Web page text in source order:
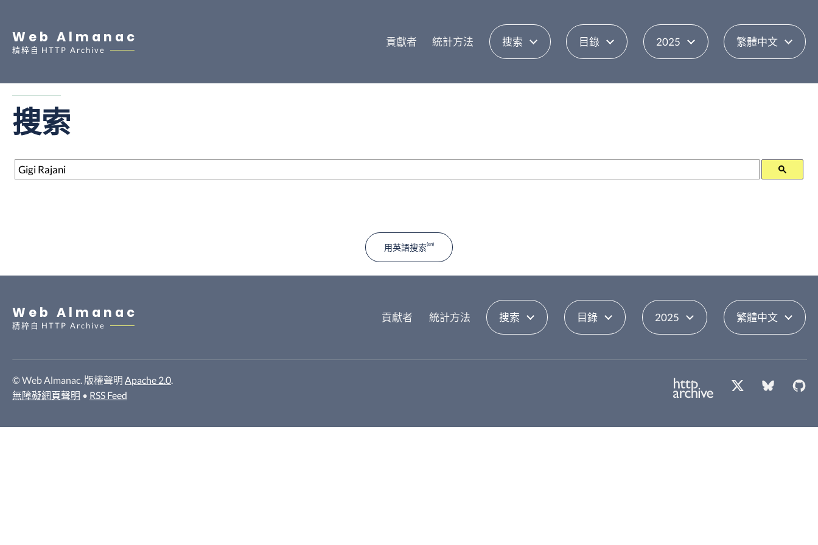
Web Almanac
精粹自 HTTP Archive
貢獻者 統計方法 搜索 目錄 2025 繁體中文
搜索
搜索
用英語搜索
Web Almanac
精粹自 HTTP Archive
貢獻者 統計方法 搜索 目錄 2025 繁體中文
© Web Almanac. 版權聲明 Apache 2.0.
無障礙網頁聲明 • RSS Feed